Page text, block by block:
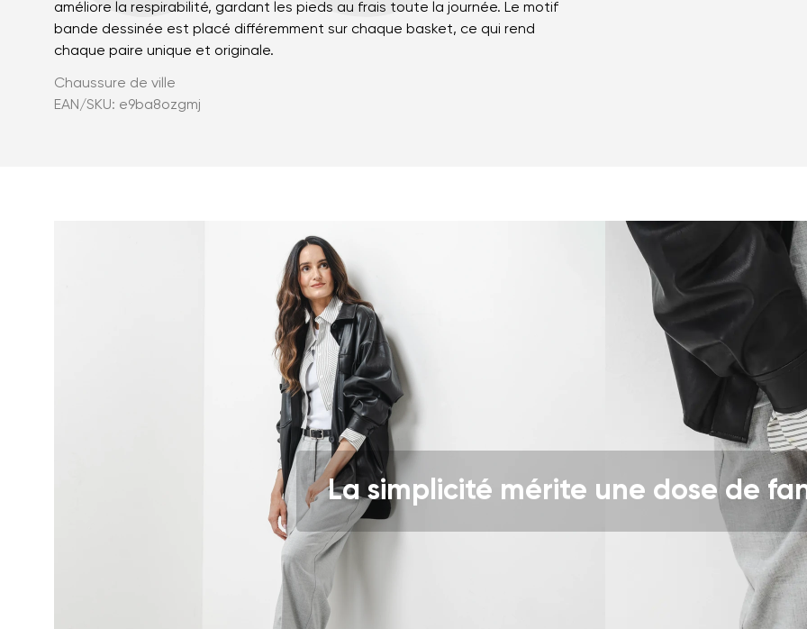
améliore la respirabilité, gardant les pieds au frais toute la journée. Le motif
bande dessinée est placé différemment sur chaque basket, ce qui rend
chaque paire unique et originale.
Chaussure de ville
EAN/SKU: e9ba8ozgmj
La simplicité mérite une dose de
J'accepte qu'on traite mes coordonnées saisies dans les termes ces conditions
Évaluation
J'accepte qu'on traite mes coordonnées saisies dans les termes ces conditions